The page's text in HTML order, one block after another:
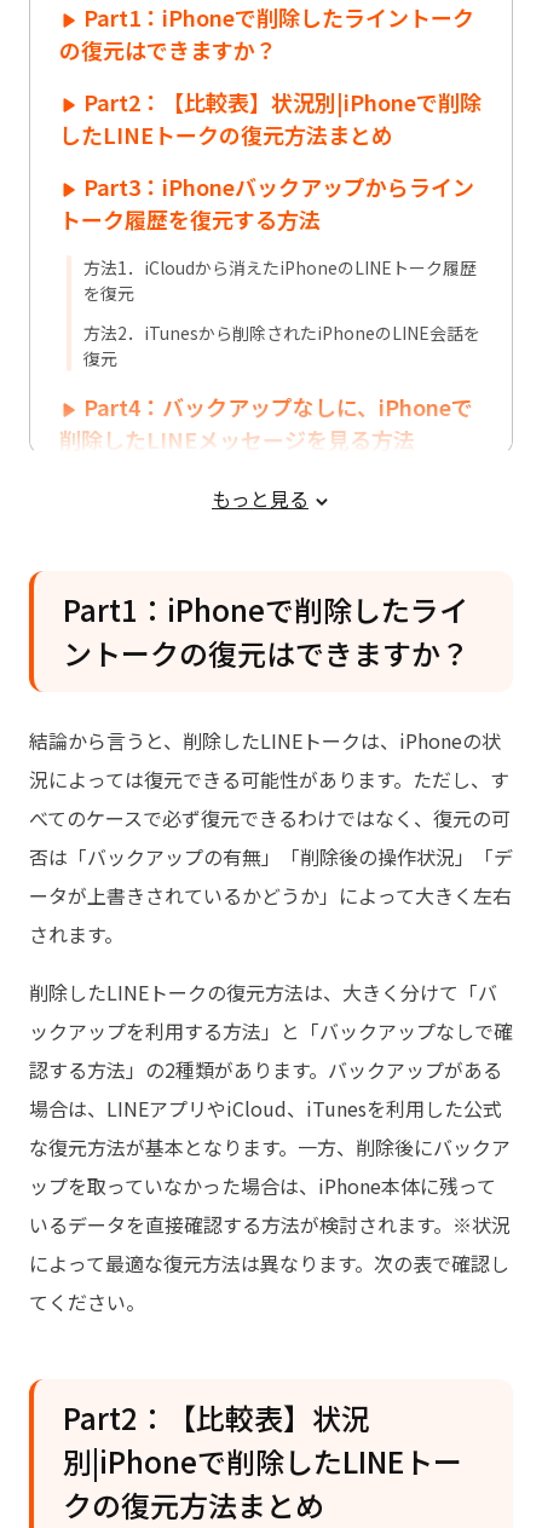
Part1：iPhoneで削除したライントーク
の復元はできますか？
Part2：【比較表】状況別|iPhoneで削除
したLINEトークの復元方法まとめ
Part3：iPhoneバックアップからライン
トーク履歴を復元する方法
方法1．iCloudから消えたiPhoneのLINEトーク履歴
を復元
方法2．iTunesから削除されたiPhoneのLINE会話を
復元
Part4：バックアップなしに、iPhoneで
削除したLINEメッセージを見る方法
方法1．LINEデータ復元ソフトから消えたiPhoneの
ライントークを復元する
方法3．PC版LINEでトーク履歴を確認する
Part5：LINEトーク履歴をどうしても復
元したい場合のよくある質問
もっと見る
Part1：iPhoneで削除したライ
ントークの復元はできますか？
結論から言うと、削除したLINEトークは、iPhoneの状
況によっては復元できる可能性があります。ただし、す
べてのケースで必ず復元できるわけではなく、復元の可
否は「バックアップの有無」「削除後の操作状況」「デ
ータが上書きされているかどうか」によって大きく左右
されます。
削除したLINEトークの復元方法は、大きく分けて「バ
ックアップを利用する方法」と「バックアップなしで確
認する方法」の2種類があります。バックアップがある
場合は、LINEアプリやiCloud、iTunesを利用した公式
な復元方法が基本となります。一方、削除後にバックア
ップを取っていなかった場合は、iPhone本体に残って
いるデータを直接確認する方法が検討されます。※状況
によって最適な復元方法は異なります。次の表で確認し
てください。
Part2：【比較表】状況
別|iPhoneで削除したLINEトー
クの復元方法まとめ